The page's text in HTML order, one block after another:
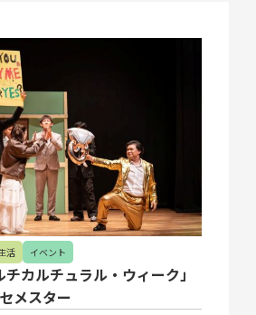
活 イベント
カルチュラル・ウィーク」
メスター